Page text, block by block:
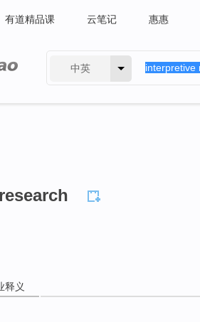
有道精品课 云笔记 惠惠
中英
释义